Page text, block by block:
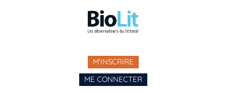
M'INSCRIRE
ME CONNECTER